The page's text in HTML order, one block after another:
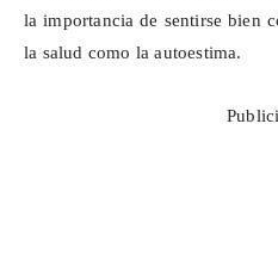
la importancia de sentirse bien
la salud como la autoestima.